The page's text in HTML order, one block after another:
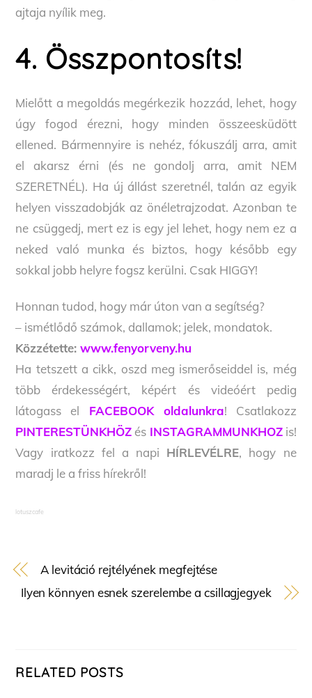
ajtaja nyílik meg.
4. Összpontosíts!
Mielőtt a megoldás megérkezik hozzád, lehet, hogy
úgy fogod érezni, hogy minden összeesküdött
ellened. Bármennyire is nehéz, fókuszálj arra, amit
el akarsz érni (és ne gondolj arra, amit NEM
SZERETNÉL). Ha új állást szeretnél, talán az egyik
helyen visszadobják az önéletrajzodat. Azonban te
ne csüggedj, mert ez is egy jel lehet, hogy nem ez a
neked való munka és biztos, hogy később egy
sokkal jobb helyre fogsz kerülni. Csak HIGGY!
Honnan tudod, hogy már úton van a segítség?
– ismétlődő számok, dallamok; jelek, mondatok.
Közzétette:www.fenyorveny.hu
Ha tetszett a cikk, oszd meg ismerőseiddel is, még
több érdekességért, képért és videóért pedig
látogass el FACEBOOK oldalunkra! Csatlakozz
PINTERESTÜNKHÖZ és INSTAGRAMMUNKHOZis!
Vagy iratkozz fel a napi HÍRLEVÉLRE, hogy ne
maradj le a friss hírekről!
lotuszcafe
A levitáció rejtélyének megfejtése
Ilyen könnyen esnek szerelembe a csillagjegyek
RELATED POSTS